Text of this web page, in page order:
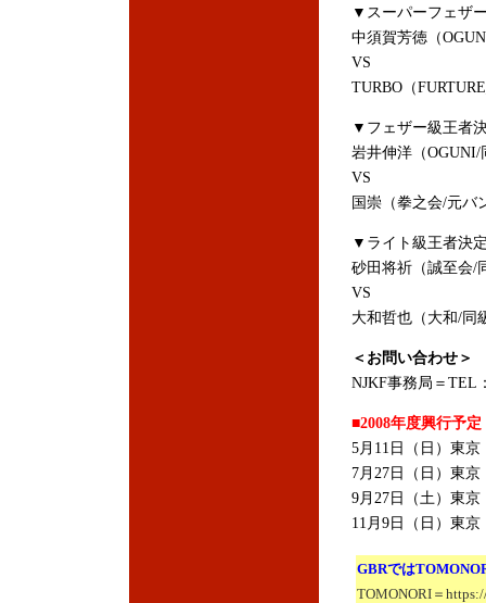
▼スーパーフェザ
中須賀芳徳（
VS
TURBO（
▼フェザー級王者
岩井伸洋（OGUNI/
VS
国崇（拳之会/元バ
▼ライト級王者決
砂田将祈（誠至会/
VS
大和哲也（大和/同
＜お問い合わせ＞
NJKF事務局＝TEL
■2008年度興行予定
5月11日（日）東
7月27日（日）東
9月27日（土）東
11月9日（日）東
GBRでは
TOMONORI＝